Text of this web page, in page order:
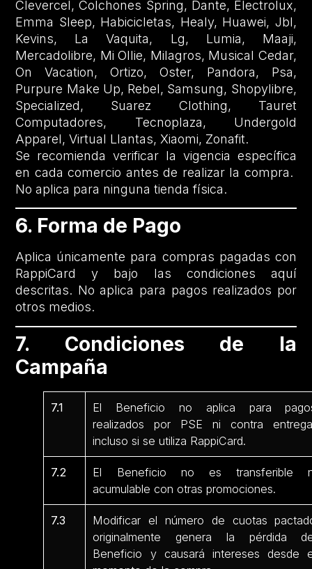
Clevercel, Colchones Spring, Dante, Electrolux,
Emma Sleep, Habicicletas, Healy, Huawei, Jbl,
Kevins, La Vaquita, Lg, Lumia, Maaji,
Mercadolibre, Mi Ollie, Milagros, Musical Cedar,
On Vacation, Ortizo, Oster, Pandora, Psa,
Purpure Make Up, Rebel, Samsung, Shopylibre,
Specialized, Suarez Clothing, Tauret
Computadores, Tecnoplaza, Undergold
Apparel, Virtual Llantas, Xiaomi, Zonafit.
Se recomienda verificar la vigencia específica
en cada comercio antes de realizar la compra.
No aplica para ninguna tienda física.
6. Forma de Pago
Aplica únicamente para compras pagadas con
RappiCard y bajo las condiciones aquí
descritas. No aplica para pagos realizados por
otros medios.
7. Condiciones de la
Campaña
7.1
El Beneficio no aplica para
realizados por PSE ni contra
incluso si se utiliza RappiCard.
7.2
El Beneficio no es transferible
acumulable con otras promociones.
7.3
Modificar el número de cuotas
originalmente genera la pérdida
Beneficio y causará intereses desde